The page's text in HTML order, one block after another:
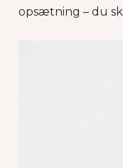
opsætning – du